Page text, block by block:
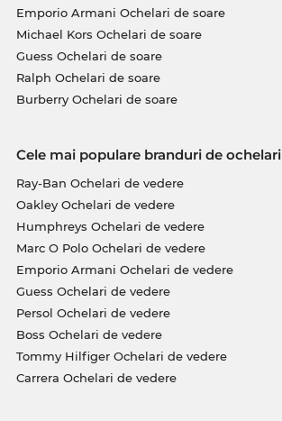
Emporio Armani Ochelari de soare
Michael Kors Ochelari de soare
Guess Ochelari de soare
Ralph Ochelari de soare
Burberry Ochelari de soare
Cele mai populare branduri de ochelari
Ray-Ban Ochelari de vedere
Oakley Ochelari de vedere
Humphreys Ochelari de vedere
Marc O Polo Ochelari de vedere
Emporio Armani Ochelari de vedere
Guess Ochelari de vedere
Persol Ochelari de vedere
Boss Ochelari de vedere
Tommy Hilfiger Ochelari de vedere
Carrera Ochelari de vedere